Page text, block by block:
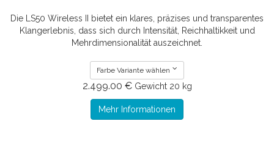
Die LS50 Wireless II bietet ein klares, präzises und transparentes
Klangerlebnis, dass sich durch Intensität, Reichhaltikkeit und
Mehrdimensionalität auszeichnet.
Farbe Variante wählen
2.499.00 € Gewicht 20 kg
Mehr Informationen